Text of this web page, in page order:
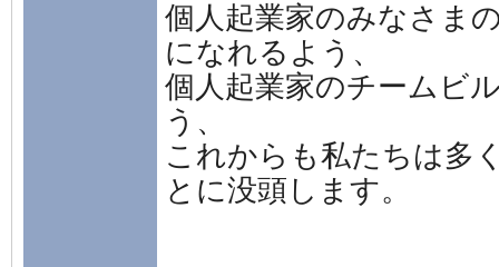
個人起業家のみなさま
になれるよう、
個人起業家のチームビ
う、
これからも私たちは多
とに没頭します。